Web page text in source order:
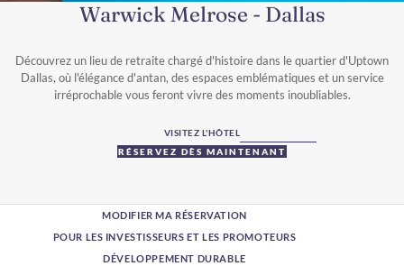
Warwick Melrose - Dallas
Découvrez un lieu de retraite chargé d'histoire dans le quartier d'Uptown
Dallas, où l'élégance d'antan, des espaces emblématiques et un service
irréprochable vous feront vivre des moments inoubliables.
VISITEZ L'HÔTEL
RÉSERVEZ DÈS MAINTENANT
MODIFIER MA RÉSERVATION
POUR LES INVESTISSEURS ET LES PROMOTEURS
DÉVELOPPEMENT DURABLE